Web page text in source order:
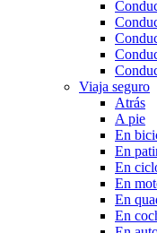
Viaja seguro
Atrás
A pie
En
En
En
En
En
En